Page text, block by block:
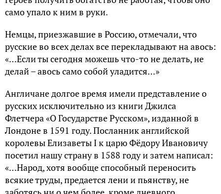
само упало к ним в руки.
Немцы, приезжавшие в Россию, отмечали, что
русские во всех делах все перекладывают на авось:
«…Если ты сегодня можешь что-то не делать, не
делай – авось само собой уладится…»
Англичане долгое время имели представление о
русских исключительно из книги Джилса
Флетчера «О Государстве Русском», изданной в
Лондоне в 1591 году. Посланник английской
королевы Елизаветы I к царю Фёдору Ивановичу
посетил нашу страну в 1588 году и затем написал:
«…Народ, хотя вообще способный переносить
всякие труды, предается лени и пьянству, не